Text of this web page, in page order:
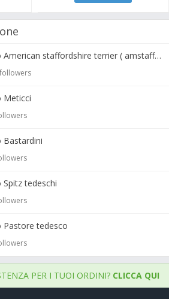
Gruppo American staffordshire terrier ( amstaff, amastaff )
Meticci
Bastardini
Spitz tedeschi
Pastore tedesco
PER I TUOI ORDINI? CLICCA QUI